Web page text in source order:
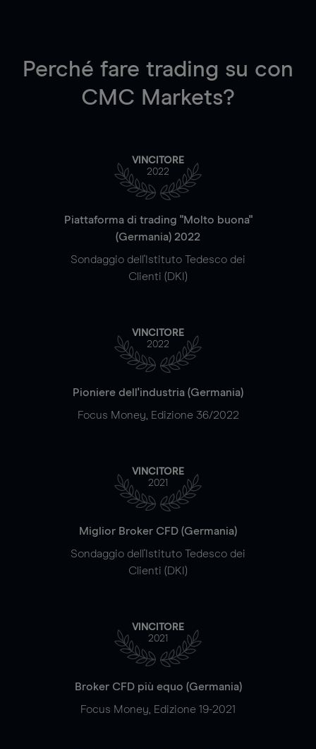
Perché fare trading su con
CMC Markets?
VINCITORE
2022
Piattaforma di trading "Molto buona"
(Germania) 2022
Sondaggio dell'Istituto Tedesco dei
Clienti (DKI)
VINCITORE
2022
Pioniere dell'industria (Germania)
Focus Money, Edizione 36/2022
VINCITORE
2021
Miglior Broker CFD (Germania)
Sondaggio dell'Istituto Tedesco dei
Clienti (DKI)
VINCITORE
2021
Broker CFD più equo (Germania)
Focus Money, Edizione 19-2021